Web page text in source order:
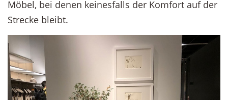
Möbel, bei denen keinesfalls der Komfort auf der
Strecke bleibt.